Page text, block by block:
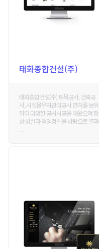
태화종합건설(주)
태화종합건설(주) 토목공사, 건축공
사, 시설물유지관리공사 면허를 보유
하여 다양한 공사시공을 해왔으며 항
상 성실과 책임정신을 바탕으로 열과
. . .